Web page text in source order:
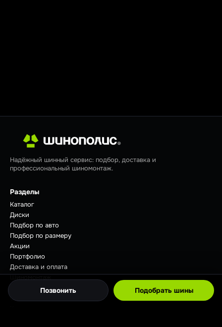
Позвонить Подобрать шины
Надёжный шинный сервис: подбор, доставка и
профессиональный шиномонтаж.
Разделы
Каталог
Диски
Подбор по авто
Подбор по размеру
Акции
Портфолио
Доставка и оплата
Шиномонтаж
Советы